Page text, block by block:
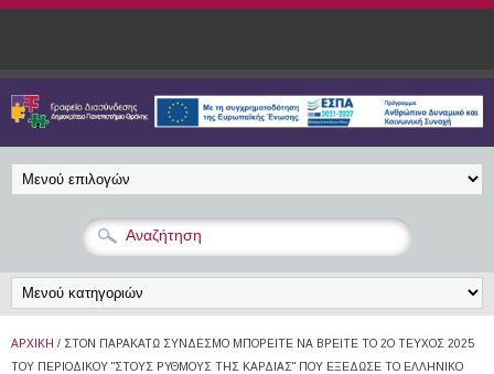
Παράκαμψη προς το κυρίως περιεχόμενο
ΑΡΧΙΚΉ / ΣΤΟΝ ΠΑΡΑΚΆΤΩ ΣΎΝΔΕΣΜΟ ΜΠΟΡΕΊΤΕ ΝΑ ΒΡΕΊΤΕ ΤΟ 2Ο ΤΕΎΧΟΣ 2025
ΤΟΥ ΠΕΡΙΟΔΙΚΟΎ "ΣΤΟΥΣ ΡΥΘΜΟΎΣ ΤΗΣ ΚΑΡΔΙΆΣ" ΠΟΥ ΕΞΈΔΩΣΕ ΤΟ ΕΛΛΗΝΙΚΌ